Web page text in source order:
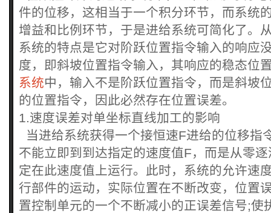
件的位移，这相当于一个积分环节，而系统
增益和比例环节，于是进给系统可简化了。
系统的特点是它对阶跃位置指令输入的响应
度，即斜坡位置指令输入，其响应的稳态位
系统中，输入不是阶跃位置指令，而是斜坡
的位置指令，因此必然存在位置误差。
1.速度误差对单坐标直线加工的影响
当进给系统获得一个接恒速F进给的位移指
不能立即到到达指定的速度值F，而是从零
定在此速度值上运行。此时，系统的允许速
行部件的运动，实际位置在不断改变，位置
置控制单元的一个不断减小的正误差信号;使